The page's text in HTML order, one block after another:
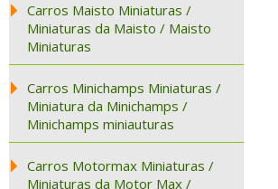
Carros Maisto Miniaturas /
Miniaturas da Maisto / Maisto
Miniaturas
Carros Minichamps Miniaturas /
Miniatura da Minichamps /
Minichamps miniauturas
Carros Motormax Miniaturas /
Miniaturas da Motor Max /